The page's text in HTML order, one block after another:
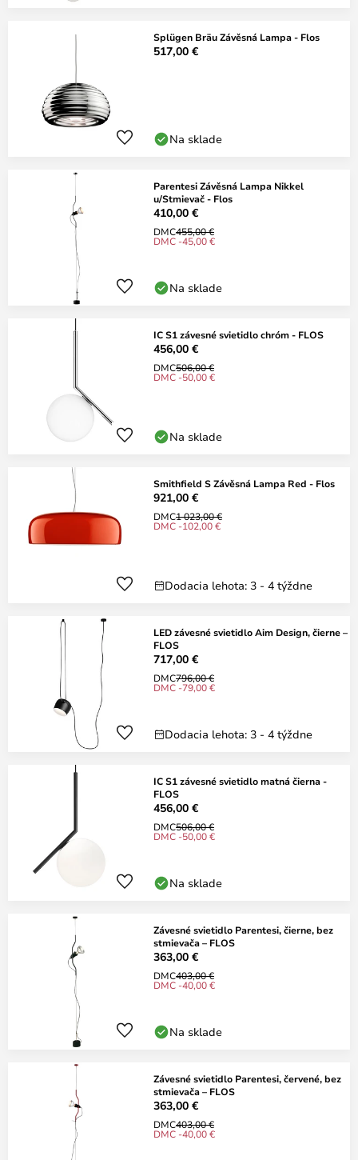
Splügen Bräu Závěsná Lampa - Flos
517,00 €
Na sklade
Parentesi Závěsná Lampa Nikkel
u/Stmievač - Flos
410,00 €
DMC455,00 €
DMC -45,00 €
Na sklade
IC S1 závesné svietidlo chróm - FLOS
456,00 €
DMC506,00 €
DMC -50,00 €
Na sklade
Smithfield S Závěsná Lampa Red - Flos
921,00 €
DMC1 023,00 €
DMC -102,00 €
Dodacia lehota: 3 - 4 týždne
LED závesné svietidlo Aim Design, čierne –
FLOS
717,00 €
DMC796,00 €
DMC -79,00 €
Dodacia lehota: 3 - 4 týždne
IC S1 závesné svietidlo matná čierna -
FLOS
456,00 €
DMC506,00 €
DMC -50,00 €
Na sklade
Závesné svietidlo Parentesi, čierne, bez
stmievača – FLOS
363,00 €
DMC403,00 €
DMC -40,00 €
Na sklade
Závesné svietidlo Parentesi, červené, bez
stmievača – FLOS
363,00 €
DMC403,00 €
DMC -40,00 €